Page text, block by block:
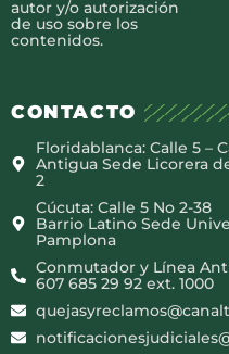
autor y/o autorización
de uso sobre los
contenidos.
CONTACTO
Floridablanca: Calle 5 –
Antigua Sede Licorera
2
Cúcuta: Calle 5 No 2-38
Barrio Latino Sede
Pamplona
Conmutador y Línea
607 685 29 92 ext. 1000